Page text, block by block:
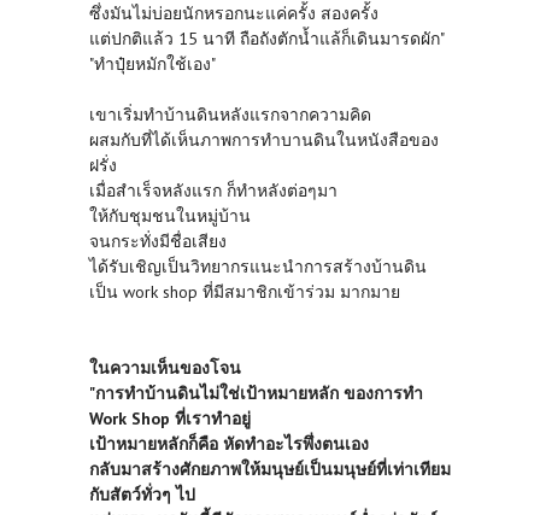
ซึ่งมันไม่บ่อยนักหรอกนะแค่ครั้ง สองครั้ง
แต่ปกติแล้ว 15 นาที ถือถังตักน้ำแล้ก็เดินมารดผัก"
"ทำปุ๋ยหมักใช้เอง"
เขาเริ่มทำบ้านดินหลังแรกจากความคิด
ผสมกับที่ได้เห็นภาพการทำบานดินในหนังสือของ
ฝรั่ง
เมื่อสำเร็จหลังแรก ก็ทำหลังต่อๆมา
ให้กับชุมชนในหมู่บ้าน
จนกระทั่งมีชื่อเสียง
ได้รับเชิญเป็นวิทยากรแนะนำการสร้างบ้านดิน
เป็น work shop ที่มีสมาชิกเข้าร่วม มากมาย
ในความเห็นของโจน
"การทำบ้านดินไม่ใช่เป้าหมายหลัก ของการทำ
Work Shop ที่เราทำอยู่
เป้าหมายหลักก็คือ หัดทำอะไรพึ่งตนเอง
กลับมาสร้างศักยภาพให้มนุษย์เป็นมนุษย์ที่เท่าเทียม
กับสัตว์ทั่วๆ ไป